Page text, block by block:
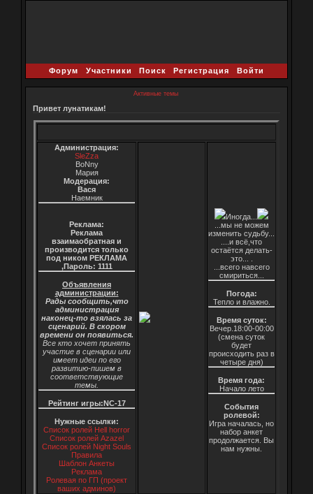
Форум Участники Поиск Регистрация Войти
Активные темы
Привет лунатикам!
Администрация:
SleZza
BoNny
Мария
Модерация:
Вася
Наемник
Реклама:
Реклама
взаимаобратная и
производится только
под ником РЕКЛАМА
,Пароль: 1111
Объявления
администрации:
Рады сообщить,что
администрация
наконец-то взялась за
сценарий. В скором
времени он появиться.
Все кто хочет принять
участие в сценарии или
имеет идеи по его
развитию-пишем в
соответствующие
темы.
Рейтинг игры:NC-17
Нужные ссылки:
Список ролей Hell horror
Список ролей Azazel
Список ролей Night Souls
Правила
Шаблон Анкеты
Реклама
Ролевая по ГП (проект
ваших админов)
Иногда...
...мы не можем
изменить судьбу...
....и всё,что
остаётся делать-
это... .
...всего навсего
смириться...
Погода:
Тепло и влажно.
Время суток:
Вечер.18:00-00:00
(смена суток
будет
происходить раз в
четыре дня)
Время года:
Начало лето
События
ролевой:
Игра началась, но
набор анкет
продолжается. Вы
нам нужны.